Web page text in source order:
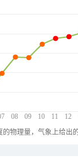
08 09 10 11 12
物理量，气象上给出